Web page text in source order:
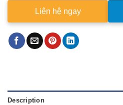
Liên hệ ngay
Description